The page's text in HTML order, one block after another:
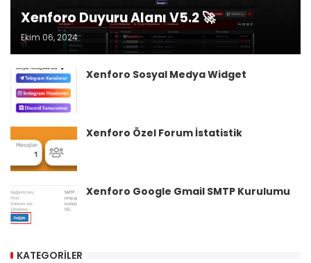
Xenforo Duyuru Alanı V5.2 🚀
Ekim 06, 2024
Xenforo Sosyal Medya Widget
Xenforo Özel Forum İstatistik
Xenforo Google Gmail SMTP Kurulumu
KATEGORILER